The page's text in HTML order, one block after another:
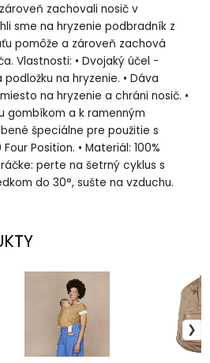
zachovali nosič v
sme na hryzenie podbradník z
pomôže a zároveň zachová
Vlastnosti: • Dvojaký účel -
na hryzenie. • Dáva
na hryzenie a chráni nosič. •
gombíkom a k ramenným
špeciálne pre použitie s
Position. • Materiál: 100%
perte na šetrný cyklus s
do 30°, sušte na vzduchu.